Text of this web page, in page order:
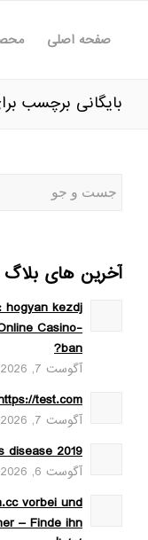
صفحه اصلی
بایگانی برچسب
آخرین های بلاگ
hogyan kezdj
Casino-
ban?
آگوست 7, 2026 - 6:40 ب.ظ
test.com/
آگوست 7, 2026 - 1:59 ب.ظ
disease 2019
آگوست 6, 2026 - 2:44 ب.ظ
vorbei und
– Finde ihn